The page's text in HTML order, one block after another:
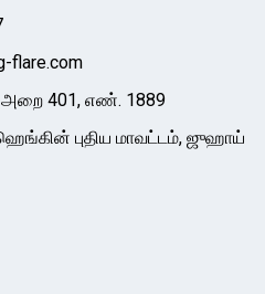
flare.com
அறை 401, எண். 1889
புதிய மாவட்டம், ஜுஹாய்